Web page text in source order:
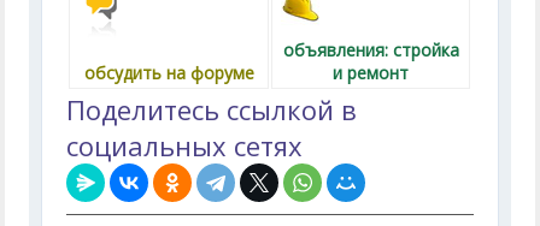
обсудить на форуме
объявления: стройка
и ремонт
Поделитесь ссылкой в
социальных сетях